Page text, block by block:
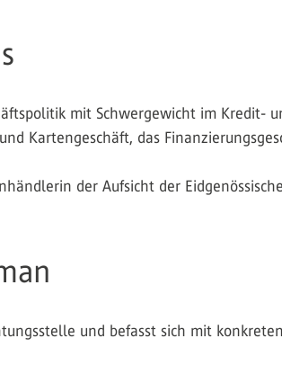
mit Schwergewicht im Kredit-
Kartengeschäft, das
der Aufsicht der
und befasst sich mit